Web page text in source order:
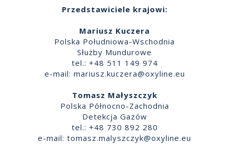
Przedstawiciele krajowi:
Mariusz Kuczera
Polska Południowa-Wschodnia
Służby Mundurowe
tel.: +48 511 149 974
e-mail: mariusz.kuczera@oxyline.eu
Tomasz Małyszczyk
Polska Północno-Zachodnia
Detekcja Gazów
tel.: +48 730 892 280
e-mail: tomasz.malyszczyk@oxyline.eu